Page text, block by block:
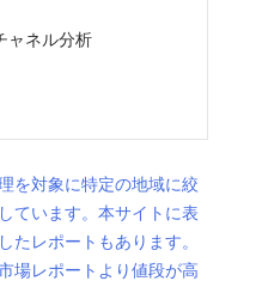
ャネル分析
を対象に特定の地域に絞
ています。本サイトに表
たレポートもあります。
場レポートより値段が高